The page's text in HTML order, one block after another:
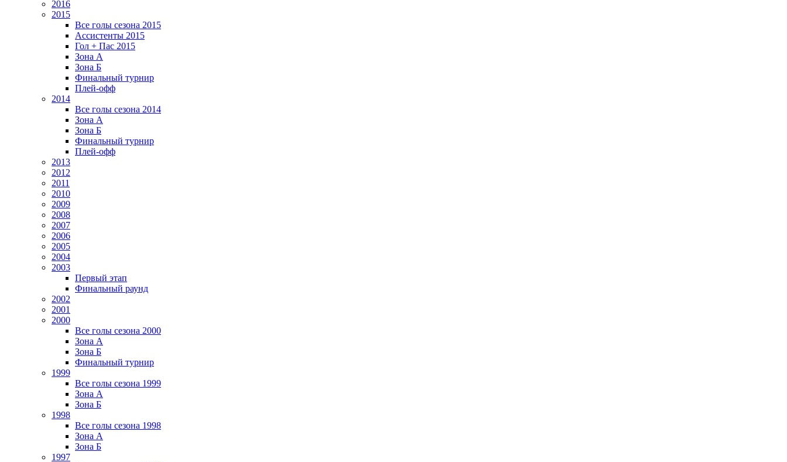
2016
2015
Все голы сезона 2015
Ассистенты 2015
Гол + Пас 2015
Зона А
Зона Б
Финальный турнир
Плей-офф
2014
Все голы сезона 2014
Зона А
Зона Б
Финальный турнир
Плей-офф
2013
2012
2011
2010
2009
2008
2007
2006
2005
2004
2003
Первый этап
Финальный раунд
2002
2001
2000
Все голы сезона 2000
Зона А
Зона Б
Финальный турнир
1999
Все голы сезона 1999
Зона А
Зона Б
1998
Все голы сезона 1998
Зона А
Зона Б
1997